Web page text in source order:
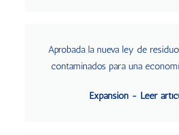
Aprobada la nueva ley de
contaminados para una
Expansión - Leer